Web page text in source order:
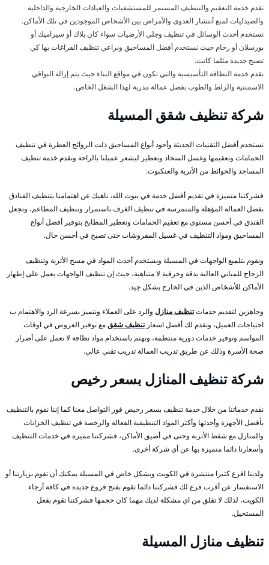
نقدم خدمة التعقيم والتنظيف المستمر للمستشفيات والعيادات الخارجية والداخلية
والصيدليات لمنع أنتشار العدوى والأمراض بين الأشخاص الموجودين في تلك الأماكن.
نستخدم أحدث الوسائل في تنظيف وجلي الأرضيات سواء كان بلاك أو سيراميك أو
بورسلان أو رخام حيث نستخدم أفضل المساحيق ونراعي تنظيف الفراغات بها كي
تصبح جديدة مثلما كانت.
نقدم خدمة النظافة التأسيسية والتي تكون في مواقع البناء حيث يتم إزالة البواقي
الاسمنتية والزلط والطوب بفضل عمالة مدربة لهذا الشغل الخاص.
شركة تنظيف شقق المسيلة
نستخدم أفضل التقنيات الحديثة وأجود أنواع المساحيق ذلت الروائح العطرة في تنظيف
الحمامات وتعقيمها وغسل السجاد وتعطير ليشعر عميلنا بالراحة ونقدم خدمة تنظيف
المساجد والحوائط من الأتربة والعنكبوت.
فشركتنا متميزة في تقديم أفضل خدمة في بيوت الله، ناهيك عن اهتمامنا بتنظيف الفنادق
بفضل العمالة المؤهلة والمتمرسة في تنظيف الغرف باستمرار وتنظيف المطاعم، وتجعل
الفندق في أحسن مستوى مع تعقيم الحمامات وتعطير المطابخ بتوفير أفضل أنواع
المساحيق ومواد التنظيف في غسيل المفروشات حتى تصبح في أحسن حال.
ونقوم بتلميع الواجهات في المسيلة ونستخدم أحدث المواد في مسح الأتربة وتنظيف
الزجاج للمباني العالية بدقة وحرفية لا متناهية، حيث إن تنظيف الواجهات يعمل على إظهار
الأماكن للأشخاص الذين في الخارج بشكل جيد.
وجاهزين لتقديم خدماتتنظيف منازل والرد على العملاء ونتميز بسرعة الرد والاهتمام ب
احتياجات العميل، ونقدم لك أفضل اسعارتنظيف شققمع توفير العروض في اوقات
المواسم وتوفير خدمات دورية منتظمة، ونهتم باستخدام مواد نظافة لا تعمل على أضرار
صحة الأسرة وذلك عن طريق تدريب العمالة تدريب تقني عالي.
شركة تنظيف المنازل بسعر رخيص
نقدم خدماتنا من خلال خدمة تنظيف بسعر رخيص فور التواصل معنا كما إننا نقوم بالتنظيف
بأفضل الأجهزة وأحدثها وأكثر المواد التنظيفية الفعالة والرخصة في تنظيف الخزانات
والمنازل مع شفط الأتربة وحتى في أضيق الأماكن، فشركتنا مميزة في خدمات التنظيف
وأسعارنا دائما متميزة بها عن أي شركة أخرى.
ولدينا افرع كثيرا منتشرة في الكويت وبشكل خاص في المسيلة يمكنك أن تقوم بزيارتنا أو
الاستفسار عن أقرب فرع لك فشركتنا دائما تقوم بفتح فروع جديدة في كافة أرجاء
الكويت، لذلك لا تقلق من اي مشكلة لديك مهما كان حجمها فشركتنا تقوم بفعل
المستحيل.
تنظيف منازل المسيلة